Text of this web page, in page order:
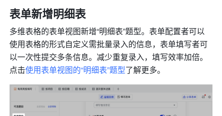
表单新增明细表
多维表格的表单视图新增“明细表”题型。表单配置者可以
使用表格的形式自定义需批量录入的信息，表单填写者可
以一次性提交多条信息。减少重复录入，填写效率加倍。
点击使用表单视图的“明细表”题型了解更多。